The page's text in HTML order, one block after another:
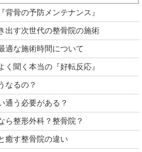
背骨の予防メンテナンス』
出す次世代の整骨院の施術
適な施術時間について
く聞く本当の『好転反応』
なるの？
通う必要がある？
ら整形外科？整骨院？
癒す整骨院の違い